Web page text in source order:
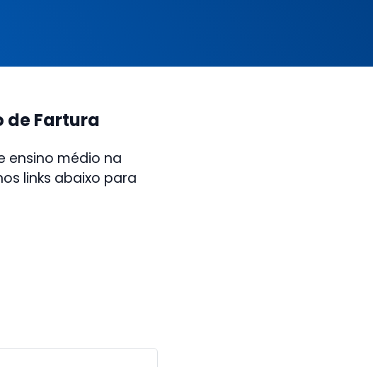
de Fartura
ensino médio na
links abaixo para